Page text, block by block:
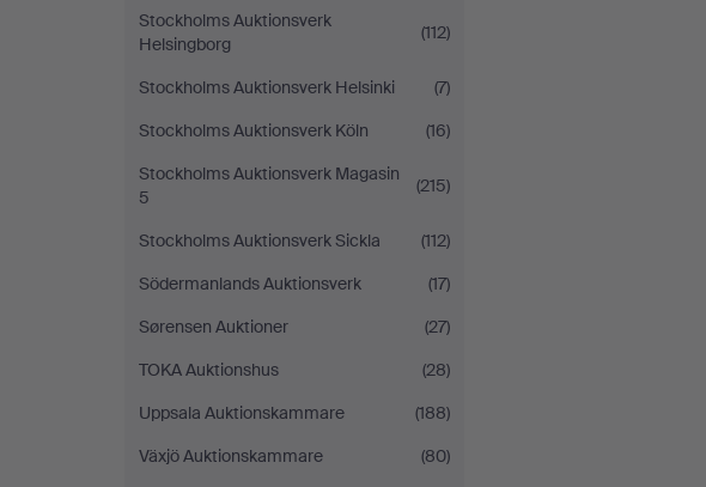
Stockholms Auktionsverk
Helsingborg
(112)
Stockholms Auktionsverk Helsinki
(7)
Stockholms Auktionsverk Köln
(16)
Stockholms Auktionsverk Magasin
5
(215)
Stockholms Auktionsverk Sickla
(112)
Södermanlands Auktionsverk
(17)
Sørensen Auktioner
(27)
TOKA Auktionshus
(28)
Uppsala Auktionskammare
(188)
Växjö Auktionskammare
(80)